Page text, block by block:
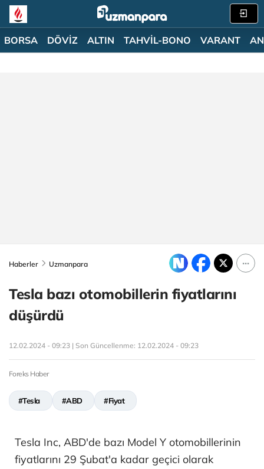
BORSA DÖVİZ ALTIN TAHVİL-BONO VARANT
Haberler Uzmanpara
Tesla bazı otomobillerin fiyatlarını
düşürdü
12.02.2024 - 09:23 | Son Güncellenme: 12.02.2024 - 09:23
Foreks Haber
#Tesla #ABD #Fiyat
Tesla Inc, ABD'de bazı Model Y otomobillerinin
fiyatlarını 29 Şubat'a kadar geçici olarak